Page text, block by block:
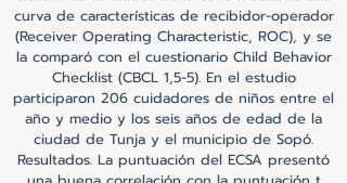
curva de características de recibidor-operador
(Receiver Operating Characteristic, ROC), y se
la comparó con el cuestionario Child Behavior
Checklist (CBCL 1,5-5). En el estudio
participaron 206 cuidadores de niños entre el
año y medio y los seis años de edad de la
ciudad de Tunja y el municipio de Sopó.
Resultados. La puntuación del ECSA presentó